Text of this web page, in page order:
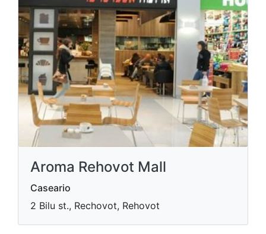
Aroma Rehovot Mall
Caseario
2 Bilu st., Rechovot, Rehovot